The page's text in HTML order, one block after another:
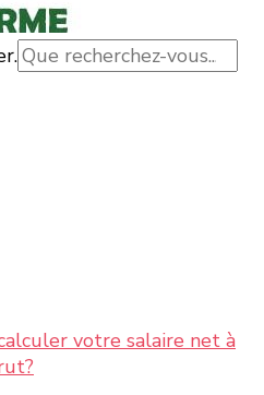
les informations et actualités
tout ce qui est bon
votre salaire net à